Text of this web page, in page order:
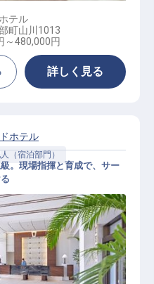
テル
町山川1013
～480,000円
詳しく見る
（宿泊部門）
ホテル
。現場指揮と育成で、サー